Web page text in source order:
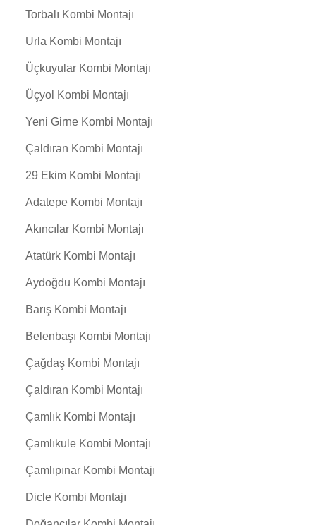
Torbalı Kombi Montajı
Urla Kombi Montajı
Üçkuyular Kombi Montajı
Üçyol Kombi Montajı
Yeni Girne Kombi Montajı
Çaldıran Kombi Montajı
29 Ekim Kombi Montajı
Adatepe Kombi Montajı
Akıncılar Kombi Montajı
Atatürk Kombi Montajı
Aydoğdu Kombi Montajı
Barış Kombi Montajı
Belenbaşı Kombi Montajı
Çağdaş Kombi Montajı
Çaldıran Kombi Montajı
Çamlık Kombi Montajı
Çamlıkule Kombi Montajı
Çamlıpınar Kombi Montajı
Dicle Kombi Montajı